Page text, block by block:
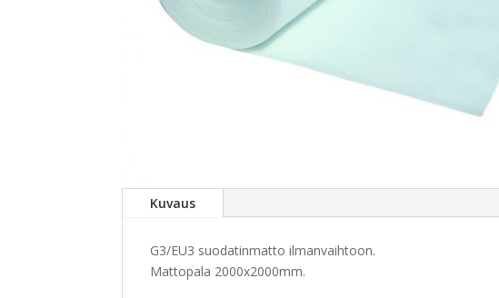
Kuvaus
G3/EU3 suodatinmatto ilmanvaihtoon.
Mattopala 2000x2000mm.